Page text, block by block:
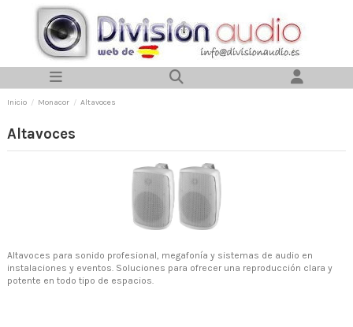
Inicio Monacor Altavoces
Altavoces
Altavoces para sonido profesional, megafonía y sistemas de audio en
instalaciones y eventos. Soluciones para ofrecer una reproducción clara y
potente en todo tipo de espacios.